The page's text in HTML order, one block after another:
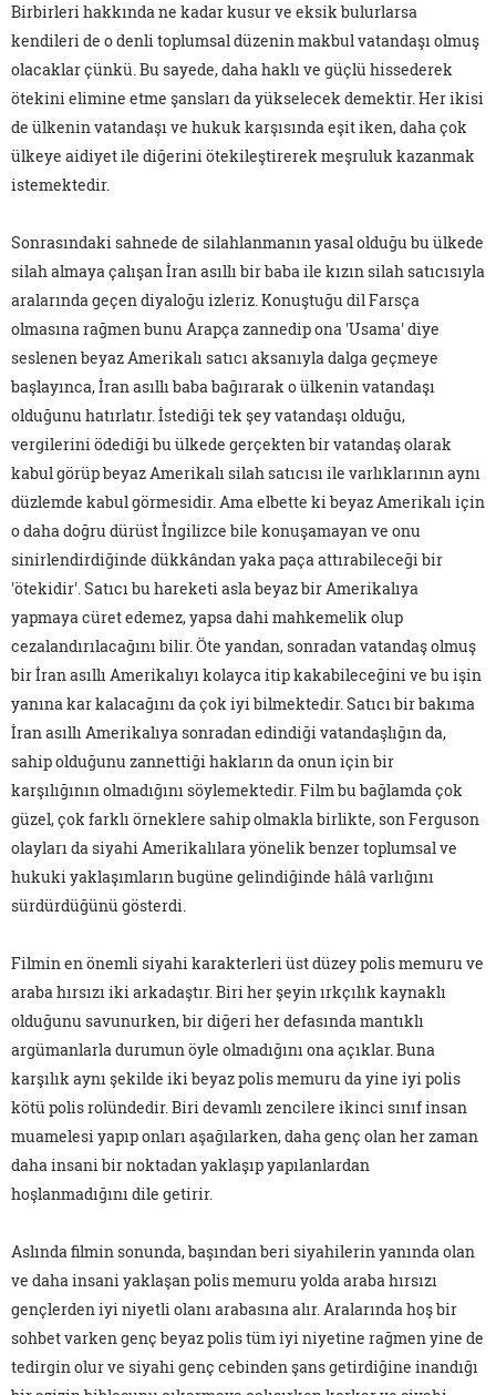
Birbirleri hakkında ne kadar kusur ve eksik bulurlarsa
kendileri de o denli toplumsal düzenin makbul vatandaşı olmuş
olacaklar çünkü. Bu sayede, daha haklı ve güçlü hissederek
ötekini elimine etme şansları da yükselecek demektir. Her ikisi
de ülkenin vatandaşı ve hukuk karşısında eşit iken, daha çok
ülkeye aidiyet ile diğerini ötekileştirerek meşruluk kazanmak
istemektedir.
Sonrasındaki sahnede de silahlanmanın yasal olduğu bu ülkede
silah almaya çalışan İran asıllı bir baba ile kızın silah satıcısıyla
aralarında geçen diyaloğu izleriz. Konuştuğu dil Farsça
olmasına rağmen bunu Arapça zannedip ona 'Usama' diye
seslenen beyaz Amerikalı satıcı aksanıyla dalga geçmeye
başlayınca, İran asıllı baba bağırarak o ülkenin vatandaşı
olduğunu hatırlatır. İstediği tek şey vatandaşı olduğu,
vergilerini ödediği bu ülkede gerçekten bir vatandaş olarak
kabul görüp beyaz Amerikalı silah satıcısı ile varlıklarının aynı
düzlemde kabul görmesidir. Ama elbette ki beyaz Amerikalı için
o daha doğru dürüst İngilizce bile konuşamayan ve onu
sinirlendirdiğinde dükkândan yaka paça attırabileceği bir
'ötekidir'. Satıcı bu hareketi asla beyaz bir Amerikalıya
yapmaya cüret edemez, yapsa dahi mahkemelik olup
cezalandırılacağını bilir. Öte yandan, sonradan vatandaş olmuş
bir İran asıllı Amerikalıyı kolayca itip kakabileceğini ve bu işin
yanına kar kalacağını da çok iyi bilmektedir. Satıcı bir bakıma
İran asıllı Amerikalıya sonradan edindiği vatandaşlığın da,
sahip olduğunu zannettiği hakların da onun için bir
karşılığının olmadığını söylemektedir. Film bu bağlamda çok
güzel, çok farklı örneklere sahip olmakla birlikte, son Ferguson
olayları da siyahi Amerikalılara yönelik benzer toplumsal ve
hukuki yaklaşımların bugüne gelindiğinde hâlâ varlığını
sürdürdüğünü gösterdi.
Filmin en önemli siyahi karakterleri üst düzey polis memuru ve
araba hırsızı iki arkadaştır. Biri her şeyin ırkçılık kaynaklı
olduğunu savunurken, bir diğeri her defasında mantıklı
argümanlarla durumun öyle olmadığını ona açıklar. Buna
karşılık aynı şekilde iki beyaz polis memuru da yine iyi polis
kötü polis rolündedir. Biri devamlı zencilere ikinci sınıf insan
muamelesi yapıp onları aşağılarken, daha genç olan her zaman
daha insani bir noktadan yaklaşıp yapılanlardan
hoşlanmadığını dile getirir.
Aslında filmin sonunda, başından beri siyahilerin yanında olan
ve daha insani yaklaşan polis memuru yolda araba hırsızı
gençlerden iyi niyetli olanı arabasına alır. Aralarında hoş bir
sohbet varken genç beyaz polis tüm iyi niyetine rağmen yine de
tedirgin olur ve siyahi genç cebinden şans getirdiğine inandığı